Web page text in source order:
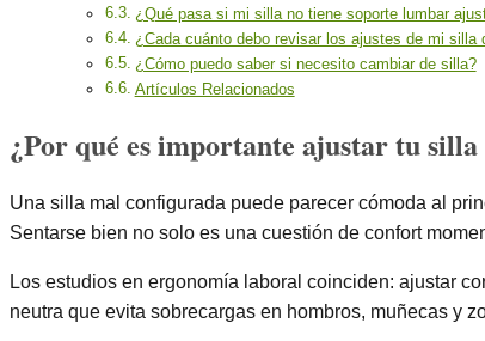
¿Qué pasa si mi silla no tiene soporte lumbar
¿Cada cuánto debo revisar los ajustes de mi silla
¿Cómo puedo saber si necesito cambiar de silla?
Artículos Relacionados
¿Por qué es importante ajustar tu
Una silla mal configurada puede parecer cómoda al
Sentarse bien no solo es una cuestión de confort
Los estudios en ergonomía laboral coinciden: ajustar
neutra que evita sobrecargas en hombros, muñecas y